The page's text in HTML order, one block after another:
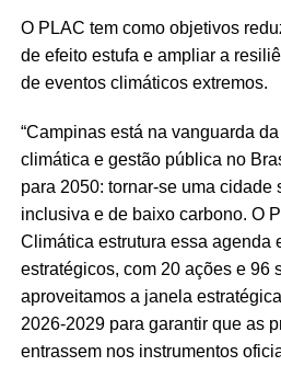
O PLAC tem como objetivos
de efeito estufa e ampliar a
de eventos climáticos extremos.
“Campinas está na vanguarda
climática e gestão pública no
para 2050: tornar-se uma cidade
inclusiva e de baixo carbono. O
Climática estrutura essa agenda
estratégicos, com 20 ações e 96
aproveitamos a janela
2026-2029 para garantir que as
entrassem nos instrumentos